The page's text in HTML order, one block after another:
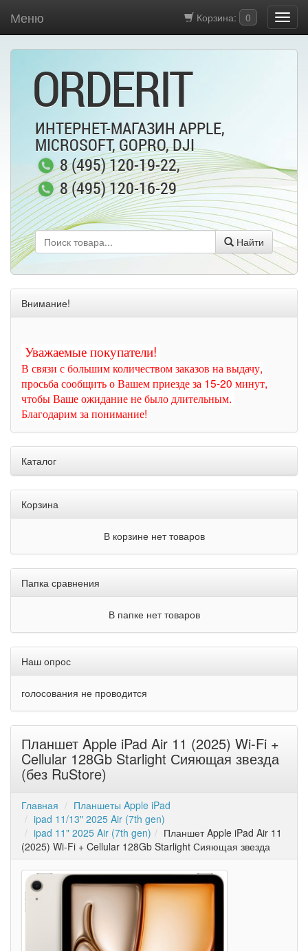
Корзина: 0
Меню
ORDERIT
ИНТЕРНЕТ-МАГАЗИН APPLE,
MICROSOFT, GOPRO, DJI
8 (495) 120-19-22,
8 (495) 120-16-29
Найти
Внимание!
Уважаемые покупатели!
В связи с большим количеством заказов на выдачу,
просьба сообщить о Вашем приезде за 15-20 минут,
чтобы Ваше ожидание не было длительным.
Благодарим за понимание!
Каталог
Корзина
В корзине нет товаров
Папка сравнения
В папке нет товаров
Наш опрос
голосования не проводится
Планшет Apple iPad Air 11 (2025) Wi-Fi +
Cellular 128Gb Starlight Сияющая звезда
(без RuStore)
Главная
Планшеты Apple iPad
ipad 11/13" 2025 Air (7th gen)
ipad 11" 2025 Air (7th gen)
Планшет Apple iPad Air 11
(2025) Wi-Fi + Cellular 128Gb Starlight Сияющая звезда